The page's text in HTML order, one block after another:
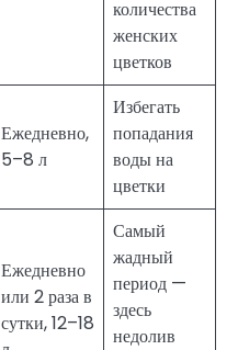
количества
женских
цветков
Ежедневно,
5–8 л
Избегать
попадания
воды на
цветки
Ежедневно
или 2 раза в
сутки, 12–18
Самый
жадный
период —
здесь
недолив